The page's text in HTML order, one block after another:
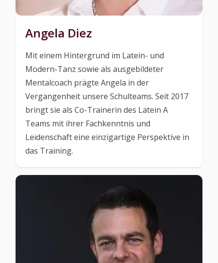
Angela Diez
Mit einem Hintergrund im Latein- und
Modern-Tanz sowie als ausgebildeter
Mentalcoach prägte Angela in der
Vergangenheit unsere Schulteams. Seit 2017
bringt sie als Co-Trainerin des Latein A
Teams mit ihrer Fachkenntnis und
Leidenschaft eine einzigartige Perspektive in
das Training.